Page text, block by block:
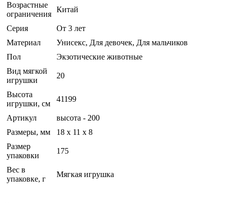
Возрастные
ограничения
Китай
Серия
От 3 лет
Материал
Унисекс, Для девочек, Для мальчиков
Пол
Экзотические животные
Вид мягкой
игрушки
20
Высота
игрушки, см
41199
Артикул
высота - 200
Размеры, мм
18 x 11 x 8
Размер
упаковки
175
Вес в
упаковке, г
Мягкая игрушка